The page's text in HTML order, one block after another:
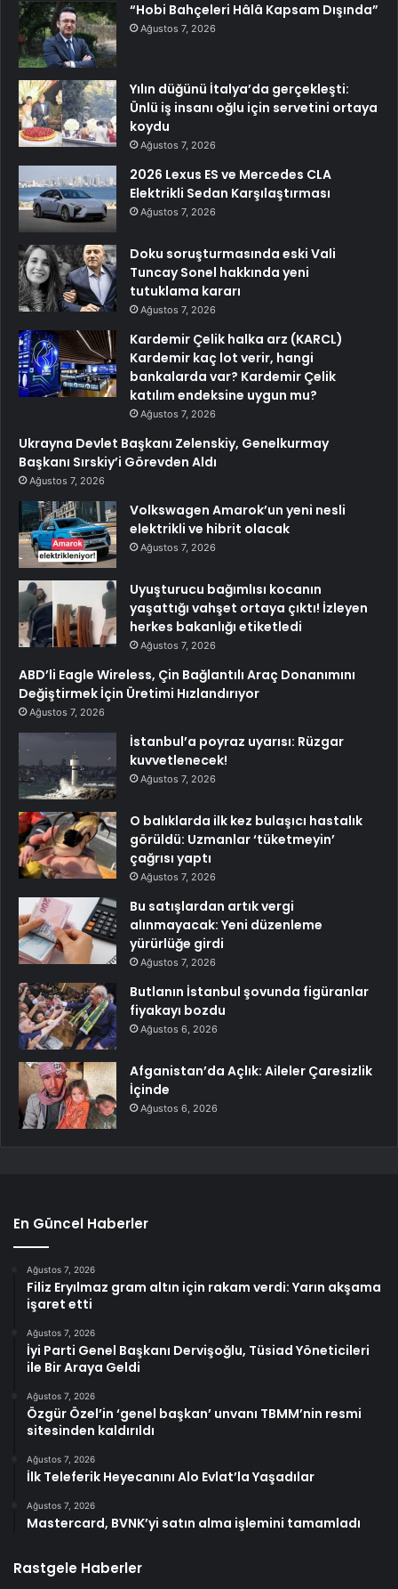
“Hobi Bahçeleri Hâlâ Kapsam Dışında”
Ağustos 7, 2026
Yılın düğünü İtalya’da gerçekleşti:
Ünlü iş insanı oğlu için servetini ortaya
koydu
Ağustos 7, 2026
2026 Lexus ES ve Mercedes CLA
Elektrikli Sedan Karşılaştırması
Ağustos 7, 2026
Doku soruşturmasında eski Vali
Tuncay Sonel hakkında yeni
tutuklama kararı
Ağustos 7, 2026
Kardemir Çelik halka arz (KARCL)
Kardemir kaç lot verir, hangi
bankalarda var? Kardemir Çelik
katılım endeksine uygun mu?
Ağustos 7, 2026
Ukrayna Devlet Başkanı Zelenskiy, Genelkurmay
Başkanı Sırskiy’i Görevden Aldı
Ağustos 7, 2026
Volkswagen Amarok’un yeni nesli
elektrikli ve hibrit olacak
Ağustos 7, 2026
Uyuşturucu bağımlısı kocanın
yaşattığı vahşet ortaya çıktı! İzleyen
herkes bakanlığı etiketledi
Ağustos 7, 2026
ABD’li Eagle Wireless, Çin Bağlantılı Araç Donanımını
Değiştirmek İçin Üretimi Hızlandırıyor
Ağustos 7, 2026
İstanbul’a poyraz uyarısı: Rüzgar
kuvvetlenecek!
Ağustos 7, 2026
O balıklarda ilk kez bulaşıcı hastalık
görüldü: Uzmanlar ‘tüketmeyin’
çağrısı yaptı
Ağustos 7, 2026
Bu satışlardan artık vergi
alınmayacak: Yeni düzenleme
yürürlüğe girdi
Ağustos 7, 2026
Butlanın İstanbul şovunda figüranlar
fiyakayı bozdu
Ağustos 6, 2026
Afganistan’da Açlık: Aileler Çaresizlik
İçinde
Ağustos 6, 2026
En Güncel Haberler
Ağustos 7, 2026
Filiz Eryılmaz gram altın için rakam verdi: Yarın akşama
işaret etti
Ağustos 7, 2026
İyi Parti Genel Başkanı Dervişoğlu, Tüsiad Yöneticileri
ile Bir Araya Geldi
Ağustos 7, 2026
Özgür Özel’in ‘genel başkan’ unvanı TBMM’nin resmi
sitesinden kaldırıldı
Ağustos 7, 2026
İlk Teleferik Heyecanını Alo Evlat’la Yaşadılar
Ağustos 7, 2026
Mastercard, BVNK’yi satın alma işlemini tamamladı
Rastgele Haberler